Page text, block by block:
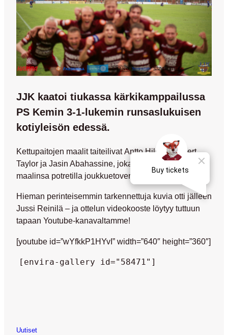
JJK kaatoi tiukassa kärkikamppailussa
PS Kemin 3-1-lukemin runsaslukuisen
kotiyleisön edessä.
Kettupaitojen maalit taiteilivatAntto Hilska,Robert
Taylor ja Jasin Abahassine, joka myös kruunasi
maalinsa potretilla joukkuetovereistaan.
Hieman perinteisemmin tarkennettuja kuvia otti jälleen
Jussi Reinilä – ja ottelun videokooste löytyy tuttuun
tapaan Youtube-kanavaltamme!
[youtube id=”wYfkkP1HYvI” width=”640″ height=”360″]
[envira-gallery id="58471"]
Uutiset